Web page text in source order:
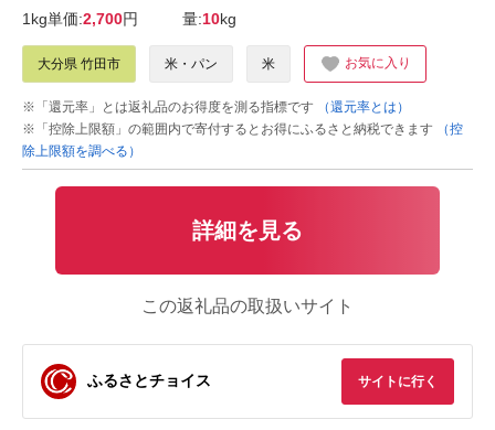
1kg単価:2,700円 量:10kg
大分県 竹田市 米・パン 米 お気に入り
※「還元率」とは返礼品のお得度を測る指標です
（還元率とは）
※「控除上限額」の範囲内で寄付するとお得にふるさと納税できます
（控
除上限額を調べる）
詳細を見る
この返礼品の取扱いサイト
ふるさとチョイス サイトに行く